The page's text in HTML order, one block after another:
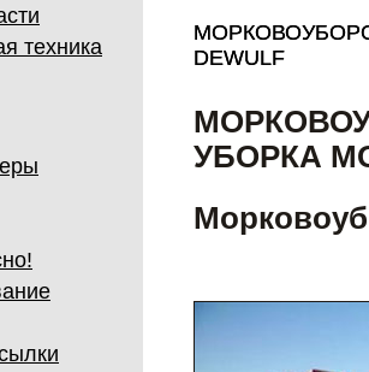
техника
DEWULF
DEWULF
УБОРКА